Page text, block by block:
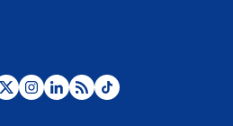
¿Por qué De la Espriella gobernará